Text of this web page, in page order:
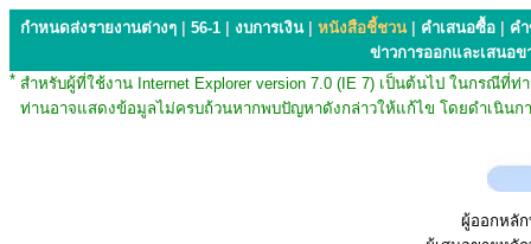
กำหนดส่งรายงานต่างๆ 56-1 งบการเงิน หนังสือชี้ชวน คำเสนอซื้อ
ค
ข่าวการออกและเสนอข
* สำหรับผู้ที่ใช้งาน Internet Explorer version 7.0 (IE 7) เป็นต้นไป ในกรณี
ท่านอาจแสดงข้อมูลไม่ครบถ้วนหากพบปัญหาดังกล่าวให้แก้ไข โดยดำเนินก
ผู้ออกหลั